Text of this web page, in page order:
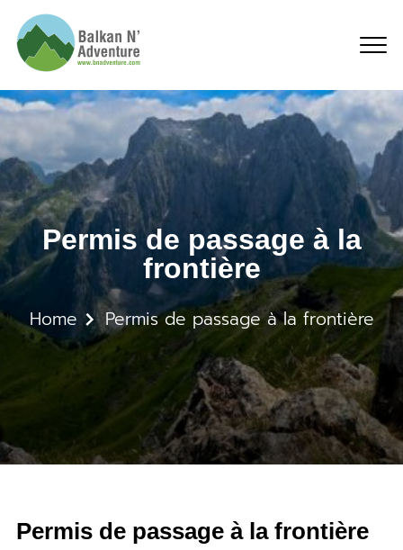
Permis de passage à
Permis de passage à la
frontière
Home Permis de passage à la frontière
Permis de passage à la frontière